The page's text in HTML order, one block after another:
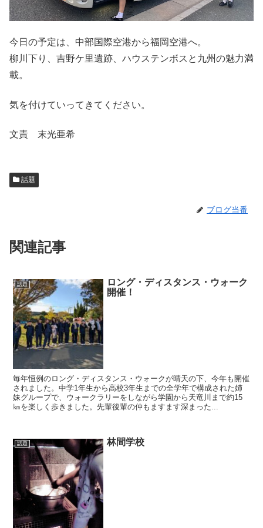
今日の予定は、中部国際空港から福岡空港へ。
柳川下り、吉野ケ里遺跡、ハウステンボスと九州の魅力満
載。
気を付けていってきてください。
文責 末光亜希
話題
ブログ当番
関連記事
話題
ロング・ディスタンス・ウォーク
開催！
毎年恒例のロング・ディスタンス・ウォークが晴天の下、今年も開催
されました。中学1年生から高校3年生までの全学年で構成された姉
妹グループで、ウォークラリーをしながら学園から天竜川まで約15
㎞を楽しく歩きました。先輩後輩の仲もますます深まった...
話題 林間学校